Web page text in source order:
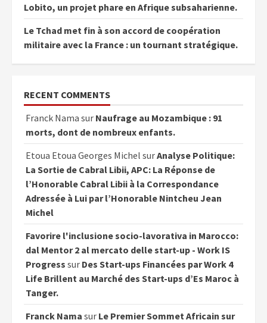
Lobito, un projet phare en Afrique subsaharienne.
Le Tchad met fin à son accord de coopération
militaire avec la France : un tournant stratégique.
RECENT COMMENTS
Franck Nama sur Naufrage au Mozambique : 91
morts, dont de nombreux enfants.
Etoua Etoua Georges Michel surAnalyse Politique:
La Sortie de Cabral Libii, APC: La Réponse de
l’Honorable Cabral Libii à la Correspondance
Adressée à Lui par l’Honorable Nintcheu Jean
Michel
Favorire l'inclusione socio-lavorativa in Marocco:
dal Mentor 2 al mercato delle start-up - Work IS
Progress sur Des Start-ups Financées par Work 4
Life Brillent au Marché des Start-ups d’Es Maroc à
Tanger.
Franck Nama sur Le Premier Sommet Africain sur